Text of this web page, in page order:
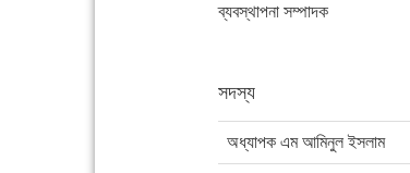
ব্যবস্থাপনা সম্পাদক
সদস্য
অধ্যাপক এম আমিনুল ইসলাম